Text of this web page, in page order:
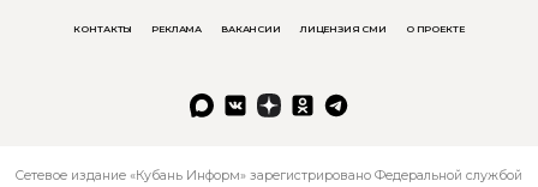
КОНТАКТЫ РЕКЛАМА ВАКАНСИИ ЛИЦЕНЗИЯ СМИ О ПРОЕКТЕ
Сетевое издание «Кубань Информ» зарегистрировано Федеральной службой